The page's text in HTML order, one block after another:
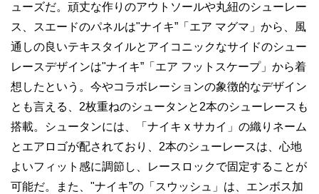
ューズだ。頑丈な作りのアウトソールや丸紐のシューレー
ス、スエードのパネルは"ナイキ”「エア マグマ」から、風
通しの良いテキスタイルとアイコニックなサイドのシュー
レースデザインは"ナイキ”「エア フットスケープ」から着
想したという。今やコラボレーションの象徴的なデザイン
とも言える、2枚重ねのシュータンと2本のシューレースも
搭載。シュータンには、「ナイキ x サカイ」の織りネーム
とエアロゴが配されており、2本のシューレースは、心地
よいフィット感に調節し、レースロックで固定することが
可能だ。また、"ナイキ”の「スウッシュ」は、エンボス加